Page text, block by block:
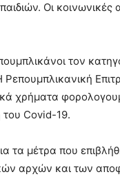
Οι κοινωνικές
τον
χρήματα
Covid-19.
τα μέτρα που
αρχών και των